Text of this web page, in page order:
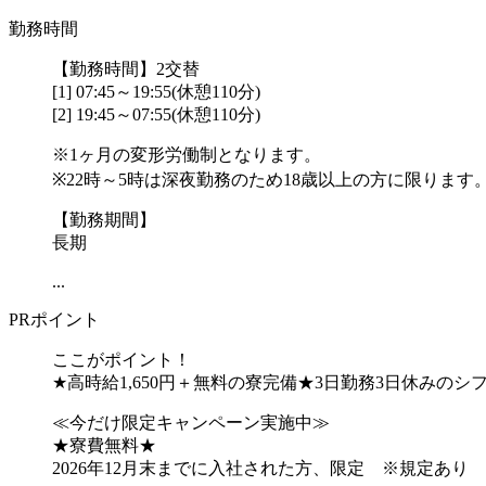
勤務時間
【勤務時間】2交替
[1] 07:45～19:55(休憩110分)
[2] 19:45～07:55(休憩110分)
※1ヶ月の変形労働制となります。
※22時～5時は深夜勤務のため18歳以上の方に限ります。
【勤務期間】
長期
...
PRポイント
ここがポイント！
★高時給1,650円＋無料の寮完備★3日勤務3日休みのシ
≪今だけ限定キャンペーン実施中≫
★寮費無料★
2026年12月末までに入社された方、限定 ※規定あり